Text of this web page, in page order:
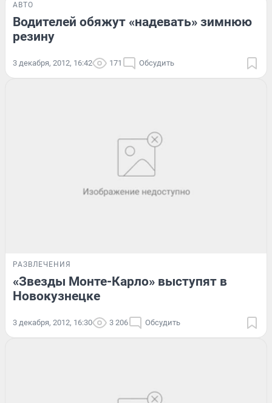
АВТО
Водителей обяжут «надевать» зимнюю
резину
3 декабря, 2012, 16:42 171 Обсудить
РАЗВЛЕЧЕНИЯ
«Звезды Монте-Карло» выступят в
Новокузнецке
3 декабря, 2012, 16:30 3 206 Обсудить